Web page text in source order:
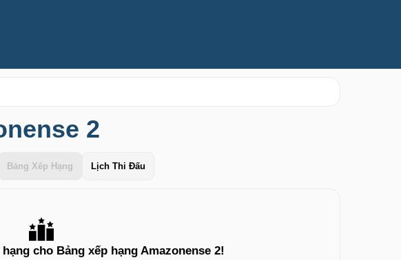
2
Bảng Xếp Hạng Lịch Thi Đấu
cho Bảng xếp hạng Amazonense 2!